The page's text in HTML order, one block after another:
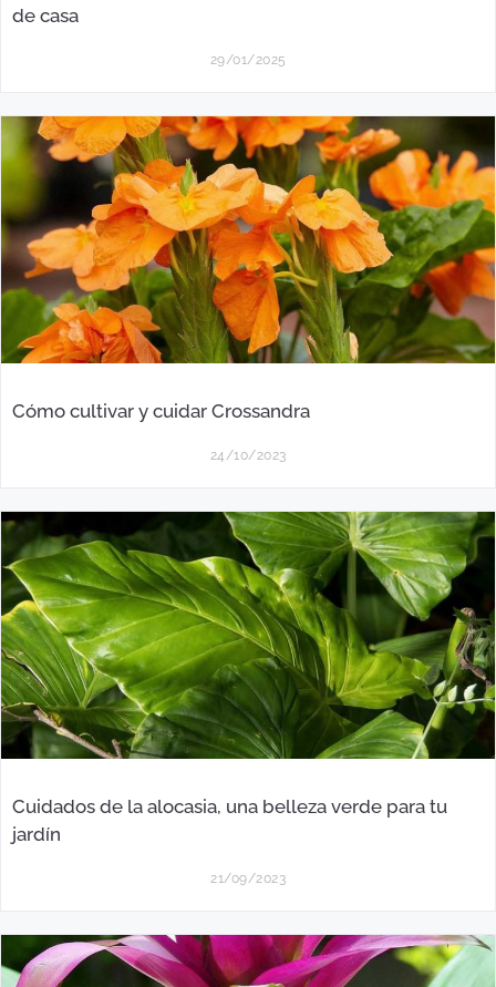
de casa
29/01/2025
Cómo cultivar y cuidar Crossandra
24/10/2023
Cuidados de la alocasia, una belleza verde para tu
jardín
21/09/2023